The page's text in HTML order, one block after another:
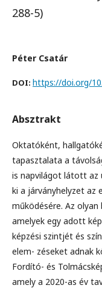
288-5)
Péter Csatár
DOI: https://doi.org/
Absztrakt
Oktatóként,
tapasztalata a
is napvilágot látott az
ki a járványhelyzet az
működésére. Az
amelyek egy adott
képzési szintjét és
elem- zéseket adnak
Fordító- és
amely a 2020-as év